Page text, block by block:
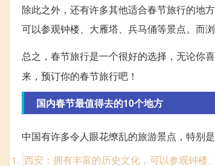
除此之外，还有许多其他适合春节旅行的地
可以参观钟楼、大雁塔、兵马俑等景点。而
总之，春节旅行是一个很好的选择，无论你
来，预订你的春节旅行吧！
国内春节最值得去的10个地方
中国有许多令人眼花缭乱的旅游景点，特别
西安：拥有丰富的历史文化，可以参观钟楼